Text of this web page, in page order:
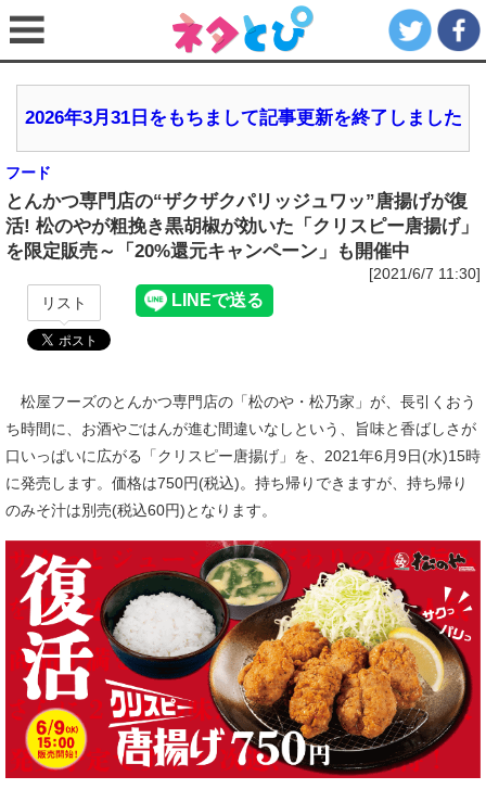
2026年3月31日をもちまして記事更新を終了しました
フード
とんかつ専門店の“ザクザクパリッジュワッ”唐揚げが復
活! 松のやが粗挽き黒胡椒が効いた「クリスピー唐揚げ」
を限定販売～「20%還元キャンペーン」も開催中
[2021/6/7 11:30]
リスト
松屋フーズのとんかつ専門店の「松のや・松乃家」が、長引くおう
ち時間に、お酒やごはんが進む間違いなしという、旨味と香ばしさが
口いっぱいに広がる「クリスピー唐揚げ」を、2021年6月9日(水)15時
に発売します。価格は750円(税込)。持ち帰りできますが、持ち帰り
のみそ汁は別売(税込60円)となります。